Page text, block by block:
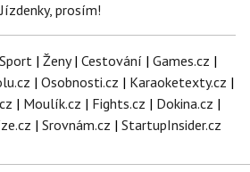
Jízdenky, prosím!
Sport | Ženy| Cestování | Games.cz |
| Osobnosti.cz | Karaoketexty.cz |
| Moulík.cz | Fights.cz | Dokina.cz |
| Srovnám.cz | StartupInsider.cz